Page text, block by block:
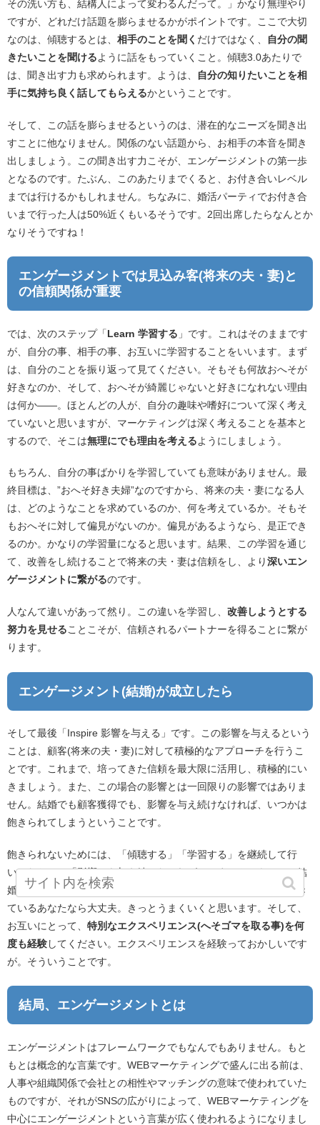
その洗い方も、結構人によって変わるんだって。」かなり無理やり
ですが、どれだけ話題を膨らませるかがポイントです。ここで大切
なのは、傾聴するとは、 相手のことを聞く だけではなく、
自分の聞
きたいことを聞けるように話をもっていくこと。傾聴3.0あたりで
は、聞き出す力も求められます。ようは、
自分の知りたいことを相
手に気持ち良く話してもらえるかということです。
そして、この話を膨らませるというのは、潜在的なニーズを聞き出
すことに他なりません。関係のない話題から、お相手の本音を聞き
出しましょう。この聞き出す力こそが、エンゲージメントの第一歩
となるのです。たぶん、このあたりまでくると、お付き合いレベル
までは行けるかもしれません。ちなみに、婚活パーティでお付き合
いまで行った人は50%近くもいるそうです。2回出席したらなんとか
なりそうですね！
エンゲージメントでは見込み客(将来の夫・妻)と
の信頼関係が重要
では、次のステップ「Learn 学習する 」です。これはそのままです
が、自分の事、相手の事、お互いに学習することをいいます。まず
は、自分のことを振り返って見てください。そもそも何故おへそが
好きなのか、そして、おへそが綺麗じゃないと好きになれない理由
は何か――。ほとんどの人が、自分の趣味や嗜好について深く考え
ていないと思いますが、マーケティングは深く考えることを基本と
するので、そこは無理にでも理由を考えるようにしましょう。
もちろん、自分の事ばかりを学習していても意味がありません。最
終目標は、”おへそ好き夫婦”なのですから、将来の夫・妻になる人
は、どのようなことを求めているのか、何を考えているか。そもそ
もおへそに対して偏見がないのか。偏見があるようなら、是正でき
るのか。かなりの学習量になると思います。結果、この学習を通じ
て、改善をし続けることで将来の夫・妻は信頼をし、より深いエン
ゲージメントに繋がるのです。
人なんて違いがあって然り。この違いを学習し、 改善しようとする
努力を見せることこそが、信頼されるパートナーを得ることに繋が
ります。
エンゲージメント(結婚)が成立したら
そして最後「Inspire 影響を与える」です。この影響を与えるという
ことは、顧客(将来の夫・妻)に対して積極的なアプローチを行うこ
とです。これまで、培ってきた信頼を最大限に活用し、積極的にい
きましょう。また、この場合の影響とは一回限りの影響ではありま
せん。結婚でも顧客獲得でも、影響を与え続けなければ、いつかは
飽きられてしまうということです。
飽きられないためには、「傾聴する」「学習する」を継続して行
い、なおかつ「影響」を与え続けなければいけません。きっと、結
婚後の衝突の方が多いと思いますが、エンゲージメントを実践でき
ているあなたなら大丈夫。きっとうまくいくと思います。そして、
お互いにとって、 特別なエクスペリエンス(へそゴマを取る事)を何
度も経験してください。エクスペリエンスを経験っておかしいです
が。そういうことです。
結局、エンゲージメントとは
エンゲージメントはフレームワークでもなんでもありません。もと
もとは概念的な言葉です。WEBマーケティングで盛んに出る前は、
人事や組織関係で会社との相性やマッチングの意味で使われていた
ものですが、それがSNSの広がりによって、WEBマーケティングを
中心にエンゲージメントという言葉が広く使われるようになりまし